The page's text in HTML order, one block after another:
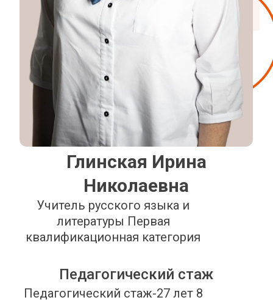
Глинская Ирина
Николаевна
Учитель русского языка и
литературы Первая
квалификационная категория
Педагогический стаж
Педагогический стаж-27 лет 8